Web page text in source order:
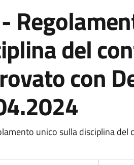
del
con
unico sulla disciplina